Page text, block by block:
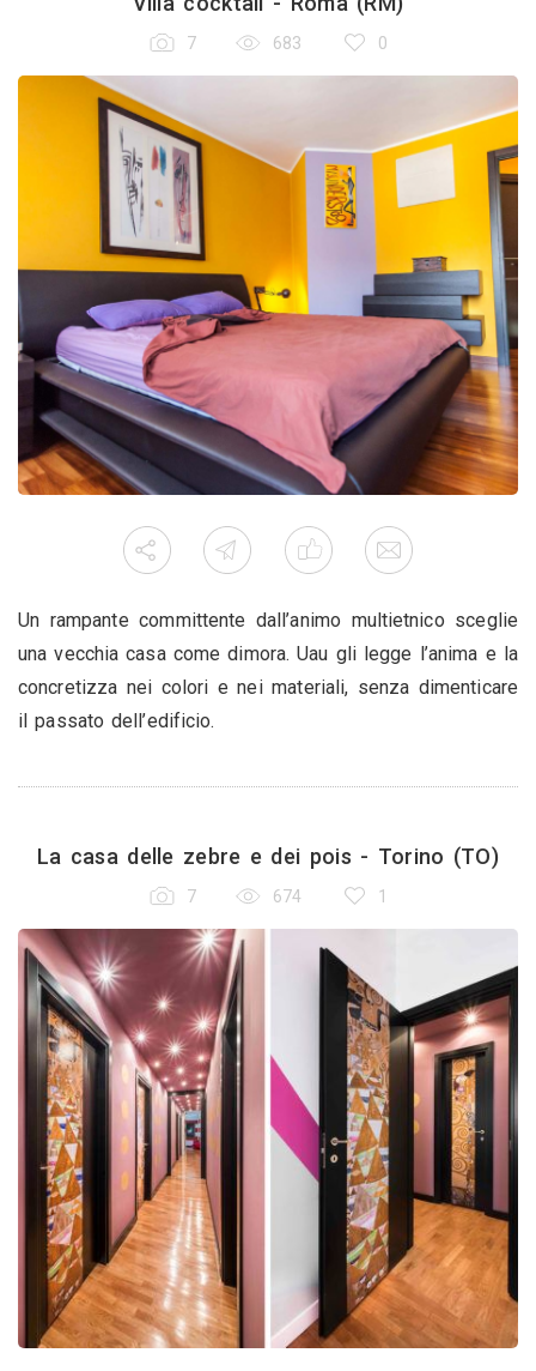
7 683 0
Un rampante committente dall’animo multietnico sceglie
una vecchia casa come dimora. Uau gli legge l’anima e la
concretizza nei colori e nei materiali, senza dimenticare
il passato dell’edificio.
La casa delle zebre e dei pois - Torino (TO)
7 674 1